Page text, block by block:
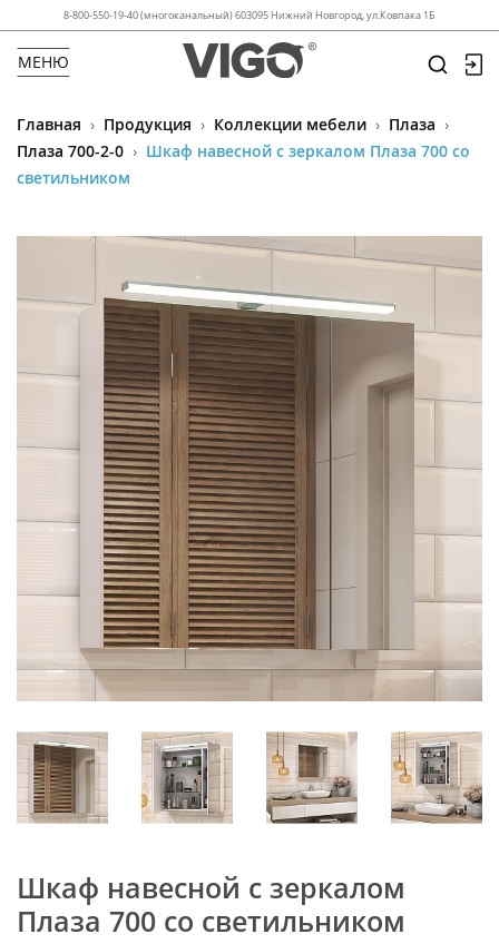
8-800-550-19-40 (многоканальный) 603095 Нижний Новгород, ул.Ковпака 1Б
МЕНЮ
Главная › Продукция › Коллекции мебели › Плаза ›
Плаза 700-2-0 › Шкаф навесной с зеркалом Плаза 700 со
светильником
Шкаф навесной с зеркалом
Плаза 700 со светильником